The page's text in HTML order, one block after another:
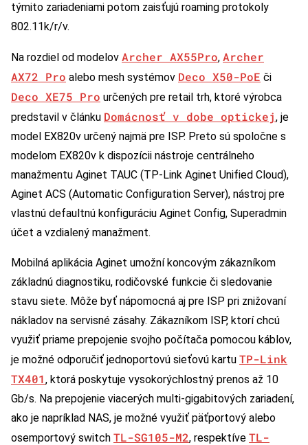
týmito zariadeniami potom zaisťujú roaming protokoly
802.11k/r/v.
Na rozdiel od modelov Archer AX55Pro, Archer
AX72 Pro alebo mesh systémov Deco X50-PoE či
Deco XE75 Pro určených pre retail trh, ktoré výrobca
predstavil v článku Domácnosť v dobe optickej, je
model EX820v určený najmä pre ISP. Preto sú spoločne s
modelom EX820v k dispozícii nástroje centrálneho
manažmentu Aginet TAUC (TP-Link Aginet Unified Cloud),
Aginet ACS (Automatic Configuration Server), nástroj pre
vlastnú defaultnú konfiguráciu Aginet Config, Superadmin
účet a vzdialený manažment.
Mobilná aplikácia Aginet umožní koncovým zákazníkom
základnú diagnostiku, rodičovské funkcie či sledovanie
stavu siete. Môže byť nápomocná aj pre ISP pri znižovaní
nákladov na servisné zásahy. Zákazníkom ISP, ktorí chcú
využiť priame prepojenie svojho počítača pomocou káblov,
je možné odporučiť jednoportovú sieťovú kartu TP-Link
TX401, ktorá poskytuje vysokorýchlostný prenos až 10
Gb/s. Na prepojenie viacerých multi-gigabitových zariadení,
ako je napríklad NAS, je možné využiť päťportový alebo
osemportový switch TL-SG105-M2, respektíve TL-